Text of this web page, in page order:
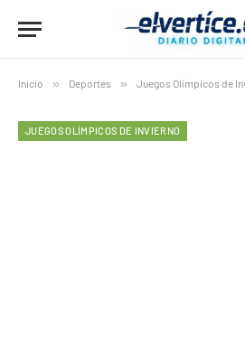
Inicio » Deportes » Juegos Olímpicos de
JUEGOS OLÍMPICOS DE INVIERNO